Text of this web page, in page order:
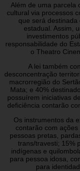
Além de uma parcela
cultural via processos
que será
estadual. Assim,
investimentos
responsabilidade do
o Theatro
A lei também
desconcentração
macrorregião do
Mata; e 40%
possuírem iniciativas
deficiência contarão
Os instrumentos da
contarão com
pessoas pretas,
trans/travesti; 15%
indígenas e
para pessoa idosa,
para